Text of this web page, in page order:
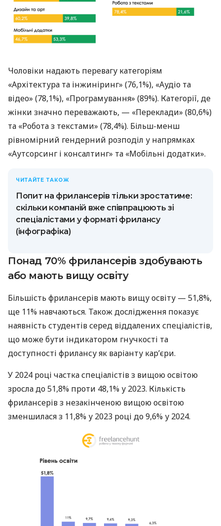
Чоловіки надають перевагу категоріям
«Архітектура та інжиніринг» (76,1%), «Аудіо та
відео» (78,1%), «Програмування» (89%). Категорії, де
жінки значно переважають, — «Переклади» (80,6%)
та «Робота з текстами» (78,4%). Більш-менш
рівномірний гендерний розподіл у напрямках
«Аутсорсинг і консалтинг» та «Мобільні додатки».
ЧИТАЙТЕ ТАКОЖ
Попит на фрилансерів тільки зростатиме:
скільки компаній вже співпрацюють зі
спеціалістами у форматі фрилансу
(інфографіка)
Понад 70% фрилансерів здобувають
або мають вищу освіту
Більшість фрилансерів мають вищу освіту — 51,8%,
ще 11% навчаються. Також дослідження показує
наявність студентів серед віддалених спеціалістів,
що може бути індикатором гнучкості та
доступності фрилансу як варіанту кар’єри.
У 2024 році частка спеціалістів з вищою освітою
зросла до 51,8% проти 48,1% у 2023. Кількість
фрилансерів з незакінченою вищою освітою
зменшилася з 11,8% у 2023 році до 9,6% у 2024.